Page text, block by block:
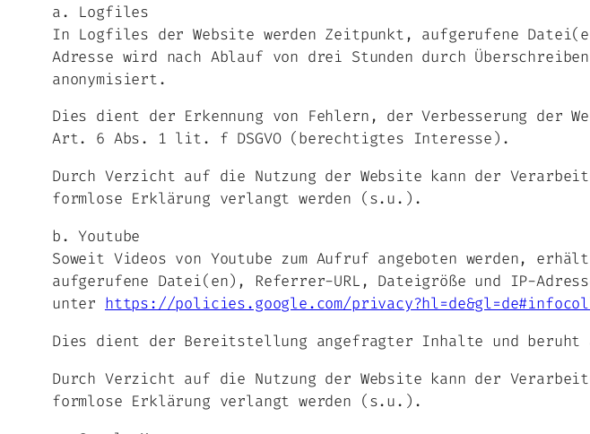
a. Logfiles
In Logfiles der Website werden Zeitpunkt, aufgerufene
Adresse wird nach Ablauf von drei Stunden durch
anonymisiert.
Dies dient der Erkennung von Fehlern, der Verbesserung der
Art. 6 Abs. 1 lit. f DSGVO (berechtigtes Interesse).
Durch Verzicht auf die Nutzung der Website kann der
formlose Erklärung verlangt werden (s.u.).
b. Youtube
Soweit Videos von Youtube zum Aufruf angeboten werden,
aufgerufene Datei(en), Referrer-URL, Dateigröße und IP-
unter https://policies.google.com/
Dies dient der Bereitstellung angefragter Inhalte und
Durch Verzicht auf die Nutzung der Website kann der
formlose Erklärung verlangt werden (s.u.).